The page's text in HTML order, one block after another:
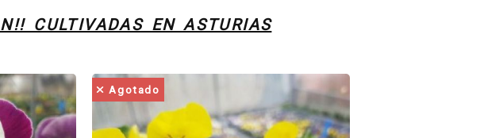
CULTIVADAS EN ASTURIAS
Agotado